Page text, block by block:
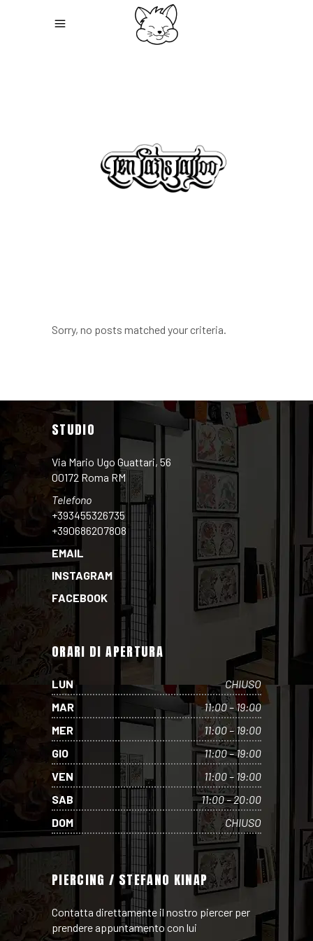
Sorry, no posts matched your criteria.
STUDIO
Via Mario Ugo Guattari, 56
00172 Roma RM
Telefono
+393455326735
+390686207808
EMAIL
INSTAGRAM
FACEBOOK
ORARI DI APERTURA
LUN
CHIUSO
MAR
11:00 – 19:00
MER
11:00 – 19:00
GIO
11:00 – 19:00
VEN
11:00 – 19:00
SAB
11:00 – 20:00
DOM
CHIUSO
PIERCING / STEFANO KINAP
Contatta direttamente il nostro piercer per
prendere appuntamento con lui